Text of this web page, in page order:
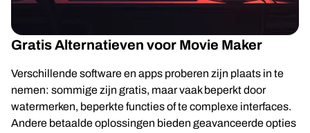
Gratis Alternatieven voor Movie Maker
Verschillende software en apps proberen zijn plaats in te
nemen: sommige zijn gratis, maar vaak beperkt door
watermerken, beperkte functies of te complexe interfaces.
Andere betaalde oplossingen bieden geavanceerde opties